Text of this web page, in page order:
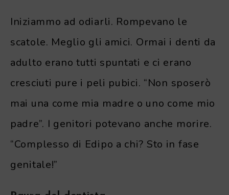
Iniziammo ad odiarli. Rompevano le
scatole. Meglio gli amici. Ormai i denti da
adulto erano tutti spuntati e ci erano
cresciuti pure i peli pubici. “Non sposerò
mai una come mia madre o uno come mio
padre”. I genitori potevano anche morire.
“Complesso di Edipo a chi? Sto in fase
genitale!”